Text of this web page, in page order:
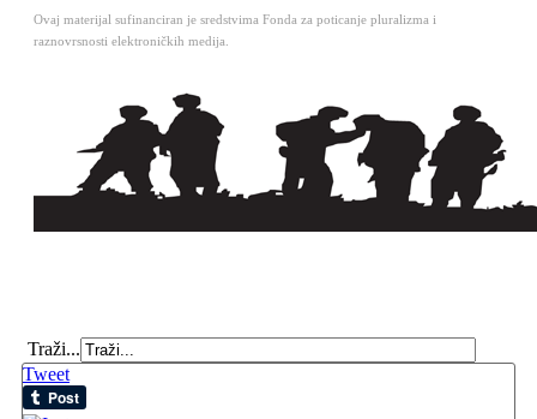
Ovaj materijal sufinanciran je sredstvima Fonda za poticanje pluralizma i
raznovrsnosti elektroničkih medija.
Traži...
Tweet